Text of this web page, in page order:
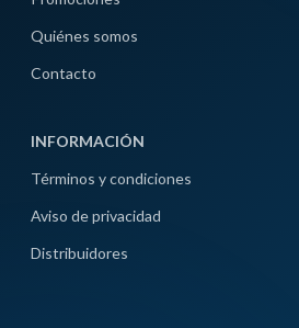
Quiénes somos
Contacto
INFORMACIÓN
Términos y condiciones
Aviso de privacidad
Distribuidores